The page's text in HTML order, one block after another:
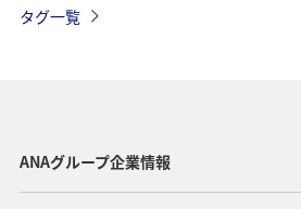
長崎県 沖縄県 自然・植物
タグ一覧
ANAグループ企業情報